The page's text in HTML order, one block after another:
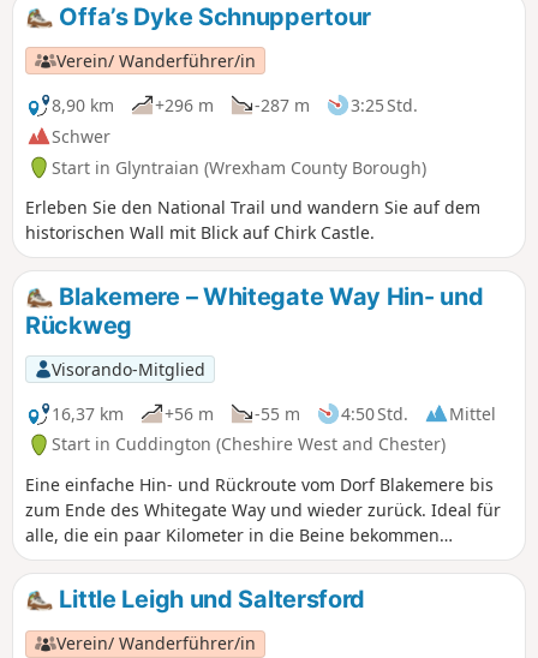
Offa’s Dyke Schnuppertour
Verein/ Wanderführer/in
8,90 km
+296 m -287 m
3:25 Std.
Schwer
Start in Glyntraian (Wrexham County Borough)
Erleben Sie den National Trail und wandern Sie auf dem
historischen Wall mit Blick auf Chirk Castle.
Blakemere – Whitegate Way Hin- und
Rückweg
Visorando-Mitglied
16,37 km
+56 m -55 m 4:50 Std.
Mittel
Start in Cuddington (Cheshire West and Chester)
Eine einfache Hin- und Rückroute vom Dorf Blakemere bis
zum Ende des Whitegate Way und wieder zurück. Ideal für
alle, die ein paar Kilometer in die Beine bekommen
möchten. Die Strecke ist weitgehend flach und leicht zu
folgen, da es auf dem Way keine Abweichungen gibt.
Little Leigh und Saltersford
Verein/ Wanderführer/in